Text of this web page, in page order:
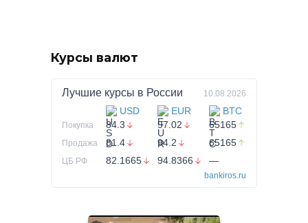
Курсы валют
Лучшие курсы в России 10.08.2026
USD EUR BTC
Покупка 84.3 97.02 65165
Продажа 81.4 94.2 65165
ЦБ РФ 82.1665 94.8366 —
bankiros.ru